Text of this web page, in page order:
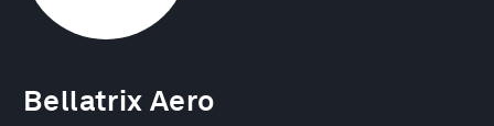
Bellatrix Aero